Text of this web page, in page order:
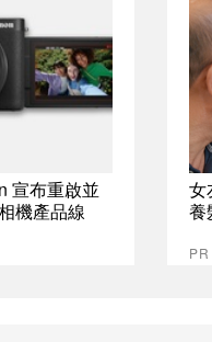
宣布重啟並
機產品線
女
養